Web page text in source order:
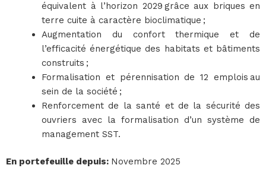
équivalent à l’horizon 2029 grâce aux briques en
terre cuite à caractère bioclimatique ;
Augmentation du confort thermique et de
l’efficacité énergétique des habitats et bâtiments
construits ;
Formalisation et pérennisation de 12 emplois au
sein de la société ;
Renforcement de la santé et de la sécurité des
ouvriers avec la formalisation d’un système de
management SST.
En portefeuille depuis: Novembre 2025